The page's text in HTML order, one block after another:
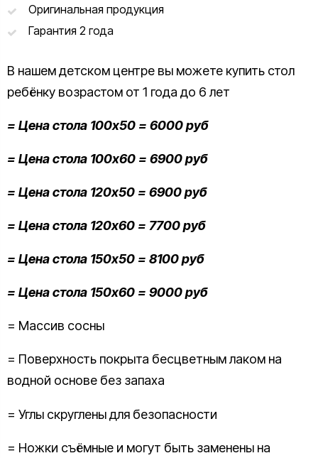
Оригинальная продукция
Гарантия 2 года
В нашем детском центре вы можете купить стол
ребёнку возрастом от 1 года до 6 лет
= Цена стола 100х50 = 6000 руб
= Цена стола 100х60 = 6900 руб
= Цена стола 120х50 = 6900 руб
= Цена стола 120х60 = 7700 руб
= Цена стола 150х50 = 8100 руб
= Цена стола 150х60 = 9000 руб
= Массив сосны
= Поверхность покрыта бесцветным лаком на
водной основе без запаха
= Углы скруглены для безопасности
= Ножки съёмные и могут быть заменены на